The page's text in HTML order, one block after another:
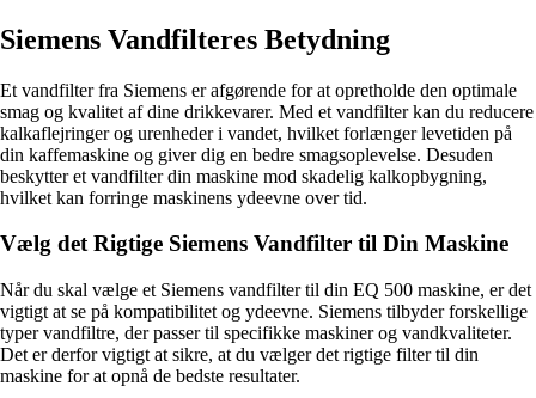
Siemens Vandfilteres Betydning
Et vandfilter fra Siemens er afgørende for at opretholde den optimale
smag og kvalitet af dine drikkevarer. Med et vandfilter kan du reducere
kalkaflejringer og urenheder i vandet, hvilket forlænger levetiden på
din kaffemaskine og giver dig en bedre smagsoplevelse. Desuden
beskytter et vandfilter din maskine mod skadelig kalkopbygning,
hvilket kan forringe maskinens ydeevne over tid.
Vælg det Rigtige Siemens Vandfilter til Din Maskine
Når du skal vælge et Siemens vandfilter til din EQ 500 maskine, er det
vigtigt at se på kompatibilitet og ydeevne. Siemens tilbyder forskellige
typer vandfiltre, der passer til specifikke maskiner og vandkvaliteter.
Det er derfor vigtigt at sikre, at du vælger det rigtige filter til din
maskine for at opnå de bedste resultater.